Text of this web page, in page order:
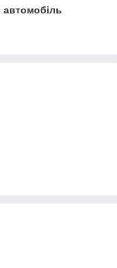
автомобіль